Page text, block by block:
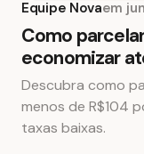
Equipe Novaem
Como
economizar
Descubra como
menos de R$104
taxas baixas.